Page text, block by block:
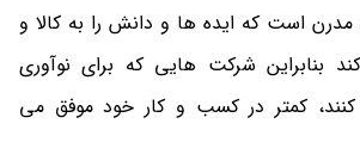
مدرن است که ایده ها و دانش را به کالا و
بنابراین شرکت هایی که برای نوآوری
کنند، کمتر در کسب و کار خود موفق می